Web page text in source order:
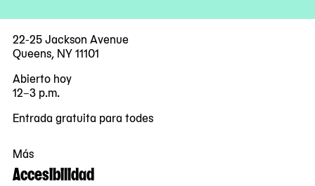
22-25 Jackson Avenue
Queens, NY 11101
Abierto hoy
12–3 p.m.
Entrada gratuita para todes
Más
Accesibilidad